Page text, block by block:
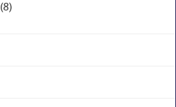
(8)